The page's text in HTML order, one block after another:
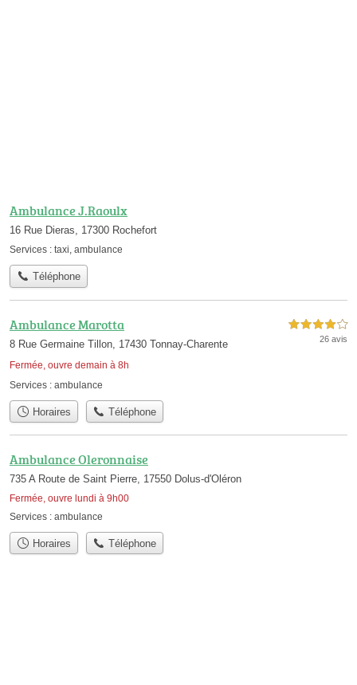
Ambulance J.Raoulx
16 Rue Dieras, 17300 Rochefort
Services : taxi, ambulance
Téléphone
Ambulance Marotta
8 Rue Germaine Tillon, 17430 Tonnay-Charente
Fermée, ouvre demain à 8h
4,0 étoiles sur 5
26 avis
Services : ambulance
Horaires Téléphone
Ambulance Oleronnaise
735 A Route de Saint Pierre, 17550 Dolus-d'Oléron
Fermée, ouvre lundi à 9h00
Services : ambulance
Horaires Téléphone